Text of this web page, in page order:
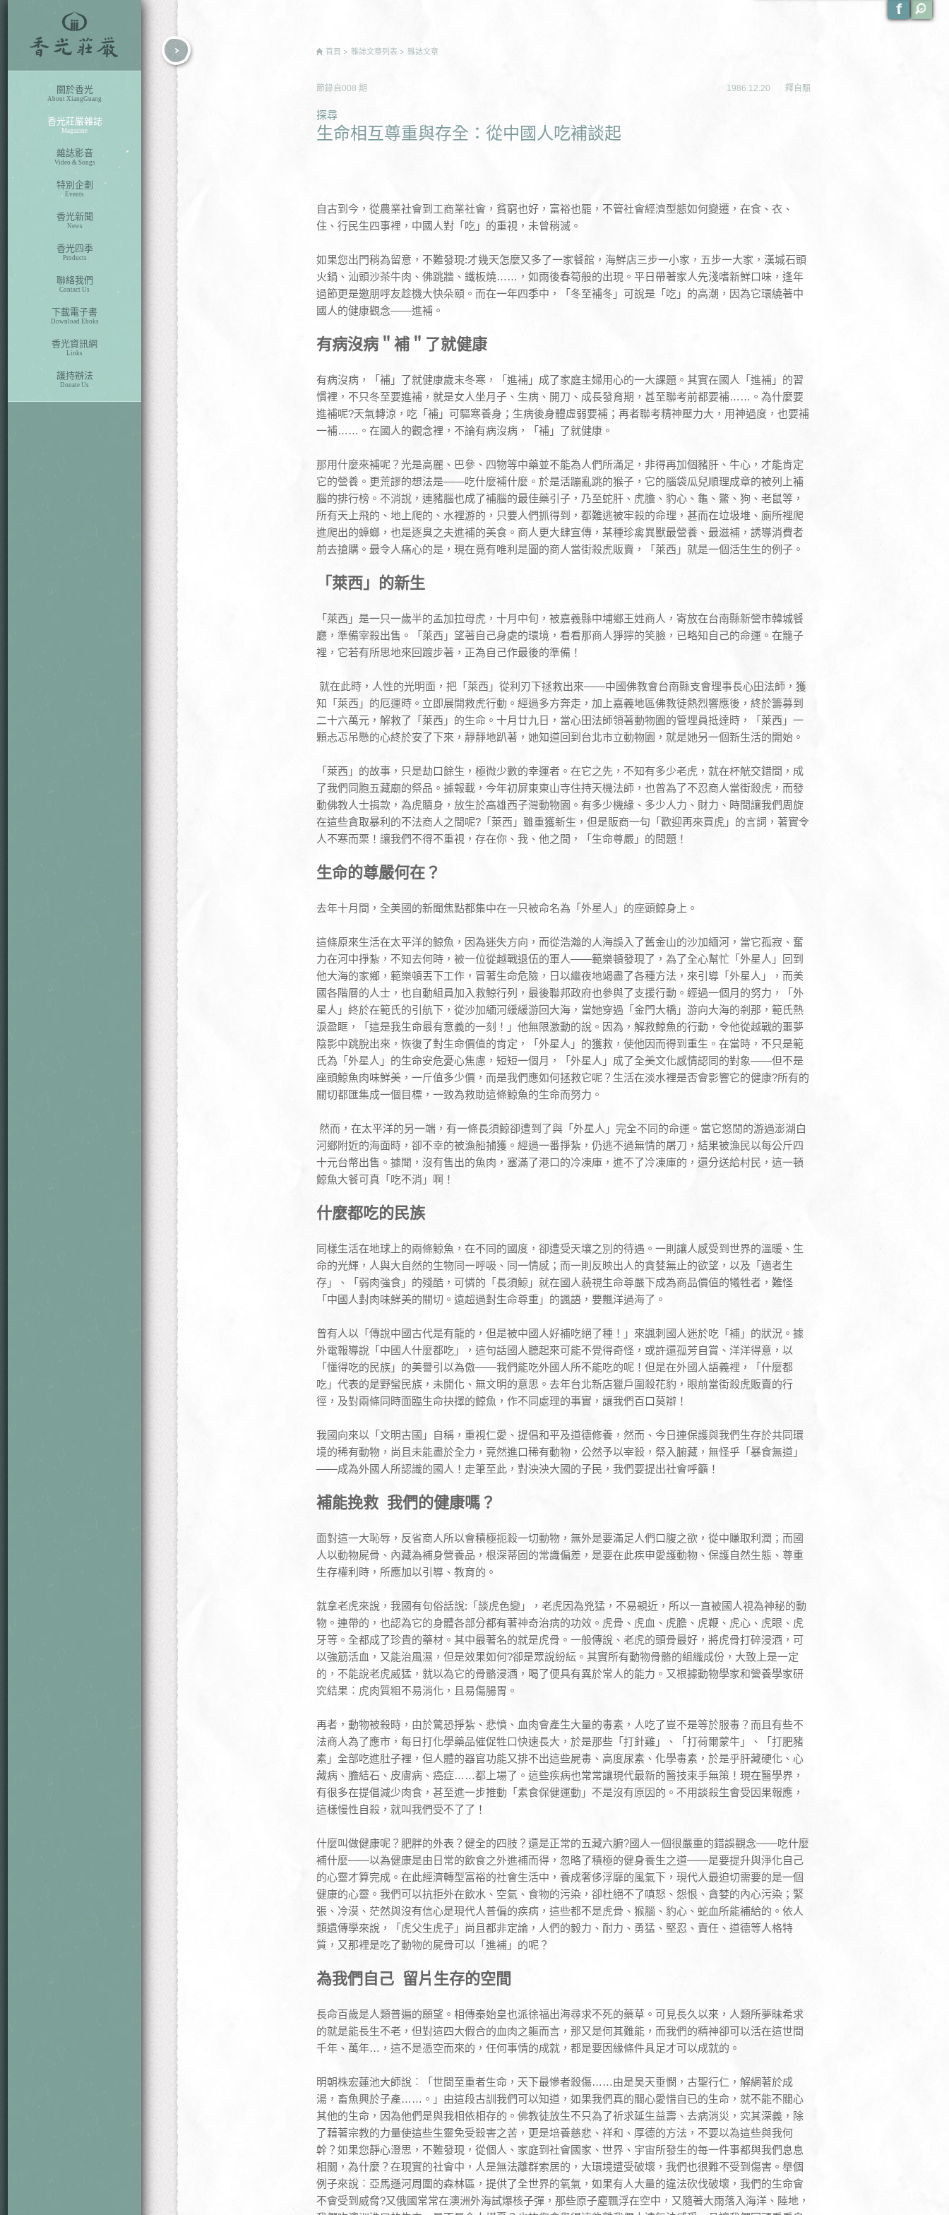
關於香光
About XiangGuang
香光莊嚴雜誌
Magazine
雜誌影音
Video & Songs
特別企劃
Events
香光新聞
News
香光四季
Products
聯絡我們
Contact Us
下載電子書
Download Eboks
香光資訊網
Links
護持辦法
Donate Us
首頁 雜誌文章列表 雜誌文章
節錄自 008 期 1986.12.20 釋自顒
探尋
生命相互尊重與存全：從中國人吃補談起
自古到今，從農業社會到工商業社會，貧窮也好，富裕也罷，不管社會經濟型態如何變遷，在食、衣、
住、行民生四事裡，中國人對「吃」的重視，未曾稍滅。
如果您出門稍為留意，不難發現:才幾天怎麼又多了一家餐館，海鮮店三步一小家，五步一大家，漢城石頭
火鍋、汕頭沙茶牛肉、佛跳牆、鐵板燒……，如雨後春筍般的出現。平日帶著家人先淺嗜新鮮口味，逢年
過節更是邀朋呼友趁機大快朵頤。而在一年四季中，「冬至補冬」可說是「吃」的高潮，因為它環繞著中
國人的健康觀念——進補。
有病沒病＂補＂了就健康
有病沒病，「補」了就健康歲末冬寒，「進補」成了家庭主婦用心的一大課題。其實在國人「進補」的習
慣裡，不只冬至要進補，就是女人坐月子、生病、開刀、成長發育期，甚至聯考前都要補……。為什麼要
進補呢?天氣轉涼，吃「補」可驅寒養身；生病後身體虛弱要補；再者聯考精神壓力大，用神過度，也要補
一補……。在國人的觀念裡，不論有病沒病，「補」了就健康。
那用什麼來補呢？光是高麗、巴參、四物等中藥並不能為人們所滿足，非得再加個豬肝、牛心，才能肯定
它的營養。更荒謬的想法是——吃什麼補什麼。於是活蹦亂跳的猴子，它的腦袋瓜兒順理成章的被列上補
腦的排行榜。不消說，連豬腦也成了補腦的最佳藥引子，乃至蛇肝、虎膽、豹心、龜、鱉、狗、老鼠等，
所有天上飛的、地上爬的、水裡游的，只要人們抓得到，都難逃被牢殺的命理，甚而在垃圾堆、廁所裡爬
進爬出的蟑螂，也是逐臭之夫進補的美食。商人更大肆宣傳，某種珍禽異獸最營養、最滋補，誘導消費者
前去搶購。最令人痛心的是，現在竟有唯利是圖的商人當街殺虎販賣，「萊西」就是一個活生生的例子。
「萊西」的新生
「萊西」是一只一歲半的孟加拉母虎，十月中旬，被嘉義縣中埔鄉王姓商人，寄放在台南縣新營市韓城餐
廳，準備宰殺出售。「萊西」望著自己身處的環境，看看那商人猙獰的笑臉，已略知自己的命運。在籠子
裡，它若有所思地來回踱步著，正為自己作最後的準備！
就在此時，人性的光明面，把「萊西」從利刃下拯救出來——中國佛教會台南縣支會理事長心田法師，獲
知「萊西」的厄運時。立即展開救虎行動。經過多方奔走，加上嘉義地區佛教徒熱烈響應後，終於籌募到
二十六萬元，解救了「萊西」的生命。十月廿九日，當心田法師領著動物園的管埋員抵達時，「萊西」一
顆忐忑吊懸的心終於安了下來，靜靜地趴著，她知道回到台北市立動物園，就是她另一個新生活的開始。
「萊西」的故事，只是劫口餘生，極微少數的幸運者。在它之先，不知有多少老虎，就在杯觥交錯間，成
了我們同胞五藏廟的祭品。據報載，今年初屏東東山寺住持天機法師，也曾為了不忍商人當街殺虎，而發
動佛教人士捐款，為虎贖身，放生於高雄西子灣動物園。有多少機緣、多少人力、財力、時間讓我們周旋
在這些貪取暴利的不法商人之間呢?「萊西」雖重獲新生，但是販商一句「歡迎再來買虎」的言詞，著實令
人不寒而栗！讓我們不得不重視，存在你、我、他之間，「生命尊嚴」的問題！
生命的尊嚴何在？
去年十月間，全美國的新聞焦點都集中在一只被命名為「外星人」的座頭鯨身上。
這條原來生活在太平洋的鯨魚，因為迷失方向，而從浩瀚的人海誤入了舊金山的沙加緬河，當它孤寂、奮
力在河中掙紮，不知去何時，被一位從越戰退伍的軍人——範樂頓發現了，為了全心幫忙「外星人」回到
他大海的家鄉，範樂頓丟下工作，冒著生命危險，日以繼夜地竭盡了各種方法，來引導「外星人」，而美
國各階層的人士，也自動組員加入救鯨行列，最後聯邦政府也參與了支援行動。經過一個月的努力，「外
星人」終於在範氏的引航下，從沙加緬河緩緩游回大海，當她穿過「金門大橋」游向大海的剎那，範氏熱
淚盈眶，「這是我生命最有意義的一刻！」他無限激動的說。因為，解救鯨魚的行動，令他從越戰的噩夢
陰影中跳脫出來，恢復了對生命價值的肯定，「外星人」的獲救，使他因而得到重生。在當時，不只是範
氏為「外星人」的生命安危憂心焦慮，短短一個月，「外星人」成了全美文化感情認同的對象——但不是
座頭鯨魚肉味鮮美，一斤值多少價，而是我們應如何拯救它呢？生活在淡水裡是否會影響它的健康?所有的
關切都匯集成一個目標，一致為救助這條鯨魚的生命而努力。
然而，在太平洋的另一端，有一條長須鯨卻遭到了與「外星人」完全不同的命運。當它悠閒的游過澎湖白
河鄉附近的海面時，卻不幸的被漁船捕獲。經過一番掙紮，仍逃不過無情的屠刀，結果被漁民以每公斤四
十元台幣出售。據聞，沒有售出的魚肉，塞滿了港口的冷凍庫，進不了冷凍庫的，還分送給村民，這一頓
鯨魚大餐可真「吃不消」啊！
什麼都吃的民族
同樣生活在地球上的兩條鯨魚，在不同的國度，卻遭受天壤之別的待遇。一則讓人感受到世界的溫暖、生
命的光輝，人與大自然的生物同一呼吸、同一情感；而一則反映出人的貪婪無止的欲望，以及「適者生
存」、「弱肉強食」的殘酷，可憐的「長須鯨」就在國人藐視生命尊嚴下成為商品價值的犧牲者，難怪
「中國人對肉味鮮美的關切。遠超過對生命尊重」的諷語，要飄洋過海了。
曾有人以「傳說中國古代是有龍的，但是被中國人好補吃絕了種！」來諷刺國人迷於吃「補」的狀況。據
外電報導說「中國人什麼都吃」，這句話國人聽起來可能不覺得奇怪，或許還孤芳自賞、洋洋得意，以
「懂得吃的民族」的美譽引以為傲——我們能吃外國人所不能吃的呢！但是在外國人語義裡，「什麼都
吃」代表的是野蠻民族，未開化、無文明的意思。去年台北新店獵戶圍殺花豹，眼前當街殺虎販賣的行
徑，及對兩條同時面臨生命抉擇的鯨魚，作不同處理的事實，讓我們百口莫辯！
我國向來以「文明古國」自稱，重視仁愛、提倡和平及道德修養，然而、今日連保護與我們生存於共同環
境的稀有動物，尚且未能盡於全力，竟然進口稀有動物，公然予以宰殺，祭入腑藏，無怪乎「暴食無道」
——成為外國人所認識的國人！走筆至此，對泱泱大國的子民，我們要提出社會呼籲！
補能挽救 我們的健康嗎？
面對這一大恥辱，反省商人所以會積極扼殺一切動物，無外是要滿足人們口腹之欲，從中賺取利潤；而國
人以動物屍骨、內藏為補身營養品，根深蒂固的常識偏差，是要在此疾申愛護動物、保護自然生態、尊重
生存權利時，所應加以引導、教育的。
就拿老虎來說，我國有句俗話說:「談虎色變」，老虎因為兇猛，不易親近，所以一直被國人視為神秘的動
物。連帶的，也認為它的身體各部分都有著神奇治病的功效。虎骨、虎血、虎膽、虎鞭、虎心、虎眼、虎
牙等。全都成了珍貴的藥材。其中最著名的就是虎骨。一般傳說、老虎的頭骨最好，將虎骨打碎浸酒，可
以強筋活血，又能治風濕，但是效果如何?卻是眾說紛紜。其實所有動物骨骼的組織成份，大致上是一定
的，不能說老虎威猛，就以為它的骨骼浸酒，喝了便具有異於常人的能力。又根據動物學家和營養學家研
究結果︰虎肉質粗不易消化，且易傷腸胃。
再者，動物被殺時，由於驚恐掙紮、悲憤、血肉會產生大量的毒素，人吃了豈不是等於服毒？而且有些不
法商人為了應市，每日打化學藥品催促牲口快速長大，於是那些「打針雞」、「打荷爾蒙牛」、「打肥豬
素」全部吃進肚子裡，但人體的器官功能又排不出這些屍毒、高度尿素、化學毒素，於是乎肝藏硬化、心
藏病、膽結石、皮膚病、癌症……都上場了。這些疾病也常常讓現代最新的醫技束手無策！現在醫學界，
有很多在提倡減少肉食，甚至進一步推動「素食保健運動」不是沒有原因的。不用談殺生會受因果報應，
這樣慢性自殺，就叫我們受不了了！
什麼叫做健康呢？肥胖的外表？健全的四肢？還是正常的五藏六腑?國人一個很嚴重的錯誤觀念——吃什麼
補什麼——以為健康是由日常的飲食之外進補而得，忽略了積極的健身養生之道——是要提升與淨化自己
的心靈才算完成。在此經濟轉型富裕的社會生活中，養成奢侈浮靡的風氣下，現代人最迫切需要的是一個
健康的心靈。我們可以抗拒外在飲水、空氣、食物的污染，卻杜絕不了嗔怒、怨恨、貪婪的內心污染；緊
張、冷漠、茫然與沒有信心是現代人普偏的疾病，這些都不是虎骨、猴腦、豹心、蛇血所能補給的。依人
類遺傳學來說，「虎父生虎子」尚且都非定論，人們的毅力、耐力、勇猛、堅忍、責任、道德等人格特
質，又那裡是吃了動物的屍骨可以「進補」的呢？
為我們自己 留片生存的空間
長命百歲是人類普遍的願望。相傳秦始皇也派徐福出海尋求不死的藥草。可見長久以來，人類所夢昧希求
的就是能長生不老，但對這四大假合的血肉之軀而言，那又是何其難能，而我們的精神卻可以活在這世間
千年、萬年…，這不是憑空而來的，任何事情的成就，都是要因緣條件具足才可以成就的。
明朝株宏蓮池大師說︰「世間至重者生命，天下最慘者殺傷……由是昊天垂憫，古聖行仁，解網著於成
湯，畜魚興於子產……。」由這段古訓我們可以知道，如果我們真的關心愛惜自已的生命，就不能不關心
其他的生命，因為他們是與我相依相存的。佛教徒放生不只為了祈求延生益壽、去病消災，究其深義，除
了藉著宗教的力量使這些生靈免受殺害之苦，更是培養慈悲、祥和、厚德的方法，不要以為這些與我何
幹？如果您靜心澄思，不難發現，從個人、家庭到社會國家、世界、宇宙所發生的每一件事都與我們息息
相關，為什麼？在現實的社會中，人是無法離群索居的，大環境遭受破壞，我們也很難不受到傷害。舉個
例子來說︰亞馬遜河周圍的森林區，提供了全世界的氧氣，如果有人大量的違法砍伐破壞，我們的生命會
不會受到威脅?又俄國常常在澳洲外海試爆核子彈，那些原子塵飄浮在空中，又隨著大雨落入海洋、陸地，